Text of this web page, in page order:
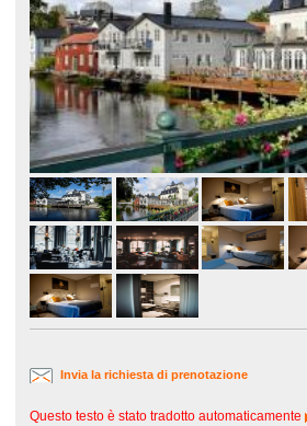
Invia la richiesta di prenotazione
Questo testo è stato tradotto automaticamente